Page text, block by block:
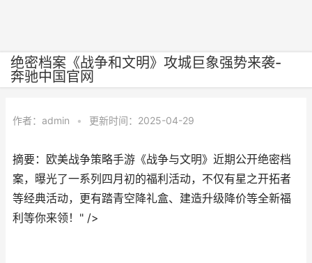
绝密档案《战争和文明》攻城巨象强势来袭-
奔驰中国官网
作者： admin • 更新时间：2025-04-29
摘要：欧美战争策略手游《战争与文明》近期公开绝密档
案，曝光了一系列四月初的福利活动，不仅有星之开拓者
等经典活动，更有踏青空降礼盒、建造升级降价等全新福
利等你来领！" />